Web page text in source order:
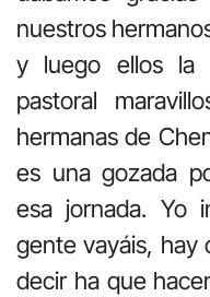
nuestros
y luego ellos la
pastoral
hermanas de
es una gozada
esa jornada. Yo
gente vayáis, hay
decir ha que